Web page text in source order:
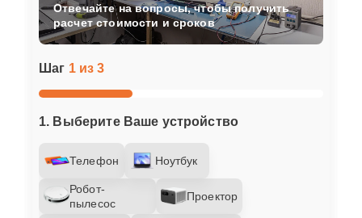
Шаг 1 из 3
1. Выберите Ваше устройство
Телефон Ноутбук
Робот-
пылесос
Проектор
Отвечайте на вопросы, чтобы получить
расчет стоимости и сроков